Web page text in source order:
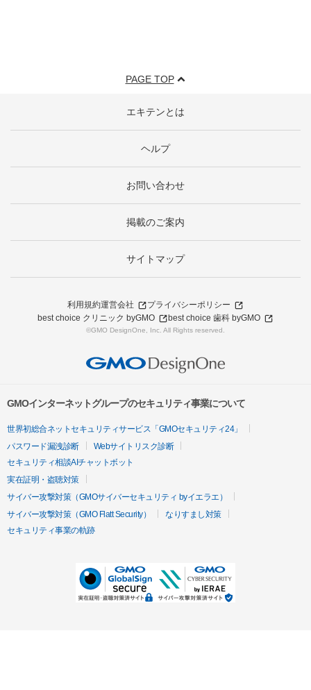
PAGE TOP
エキテンとは
ヘルプ
お問い合わせ
掲載のご案内
サイトマップ
利用規約運営会社
プライバシーポリシー
best choice クリニック byGMO
best choice 歯科 byGMO
©GMO DesignOne, Inc. All Rights reserved.
GMOインターネットグループのセキュリティ事業について
世界初総合ネットセキュリティサービス「GMOセキュリティ24」
パスワード漏洩診断
Webサイトリスク診断
セキュリティ相談AIチャットボット
実在証明・盗聴対策
サイバー攻撃対策（GMOサイバーセキュリティ byイエラエ）
サイバー攻撃対策（GMO Flatt Security）
なりすまし対策
セキュリティ事業の軌跡